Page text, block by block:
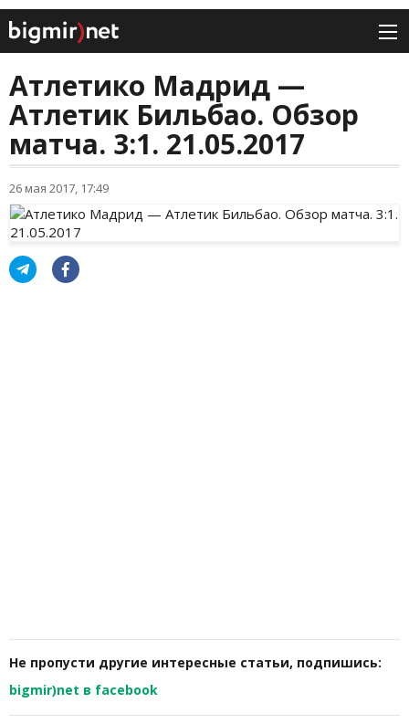
Атлетико Мадрид —
Атлетик Бильбао. Обзор
матча. 3:1. 21.05.2017
26 мая 2017, 17:49
Не пропусти другие интересные статьи, подпишись:
bigmir)net в facebook